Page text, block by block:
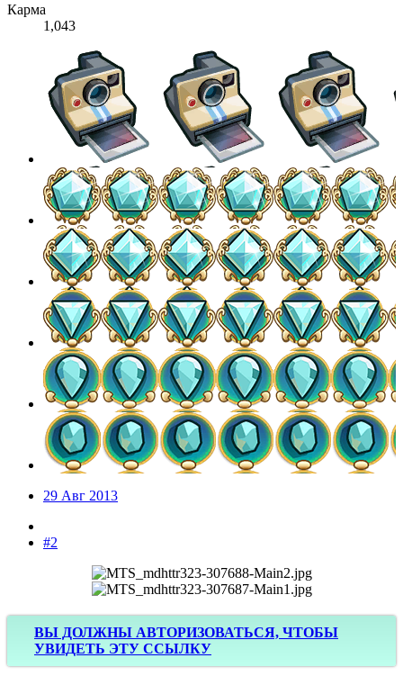
Карма
1,043
29 Авг 2013
#2
ВЫ ДОЛЖНЫ АВТОРИЗОВАТЬСЯ, ЧТОБЫ
УВИДЕТЬ ЭТУ ССЫЛКУ